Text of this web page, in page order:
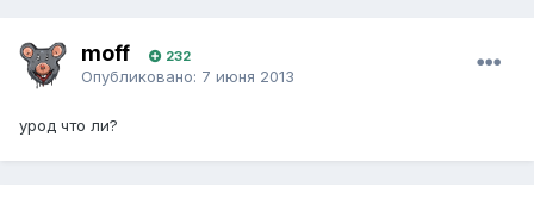
moff 232
Опубликовано: 7 июня 2013
урод что ли?